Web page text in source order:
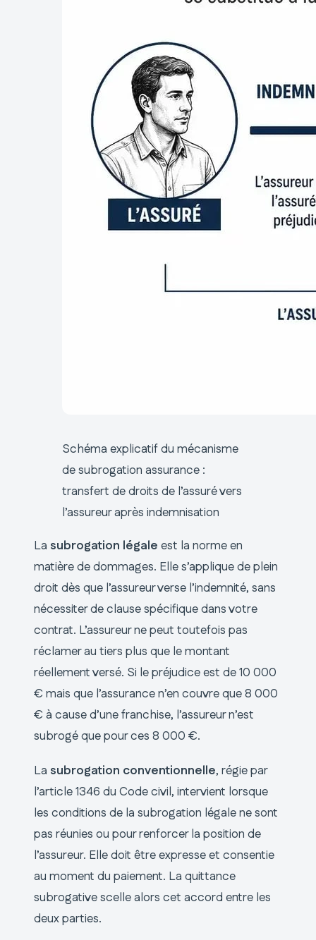
Schéma explicatif du mécanisme
de subrogation assurance :
transfert de droits de l’assuré vers
l’assureur après indemnisation
La subrogation légale est la norme en
matière de dommages. Elle s’applique de plein
droit dès que l’assureur verse l’indemnité, sans
nécessiter de clause spécifique dans votre
contrat. L’assureur ne peut toutefois pas
réclamer au tiers plus que le montant
réellement versé. Si le préjudice est de 10 000
€ mais que l’assurance n’en couvre que 8 000
€ à cause d’une franchise, l’assureur n’est
subrogé que pour ces 8 000 €.
La subrogation conventionnelle, régie par
l’article 1346 du Code civil, intervient lorsque
les conditions de la subrogation légale ne sont
pas réunies ou pour renforcer la position de
l’assureur. Elle doit être expresse et consentie
au moment du paiement. La quittance
subrogative scelle alors cet accord entre les
deux parties.